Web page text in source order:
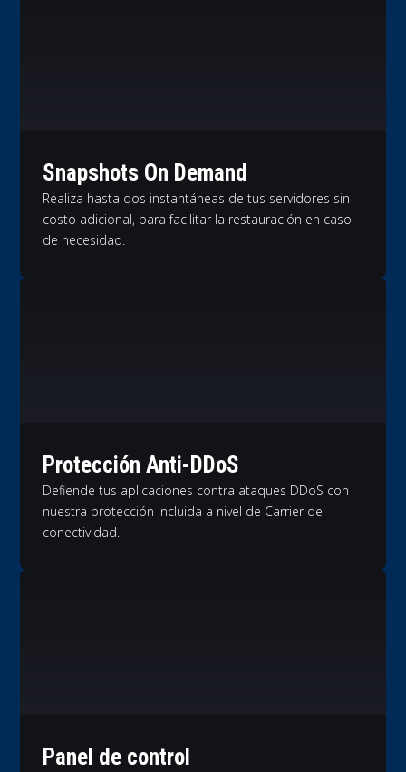
Snapshots On Demand
Realiza hasta dos instantáneas de tus servidores sin
costo adicional, para facilitar la restauración en caso
de necesidad.
Protección Anti-DDoS
Defiende tus aplicaciones contra ataques DDoS con
nuestra protección incluida a nivel de Carrier de
conectividad.
Panel de control